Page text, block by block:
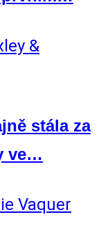
stála za
ve…